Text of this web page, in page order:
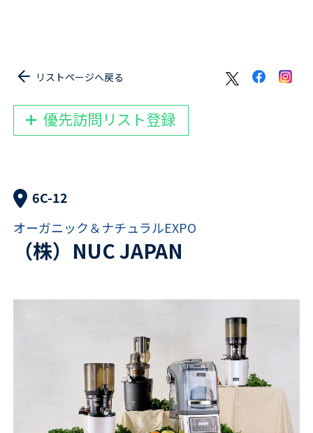
リストページへ戻る
優先訪問リスト登録
6C-12
オーガニック＆ナチュラルEXPO
（株）NUC JAPAN